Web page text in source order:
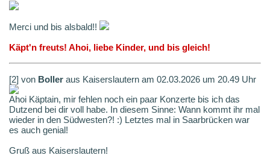
Merci und bis alsbald!!
Käpt'n freuts! Ahoi, liebe Kinder, und bis gleich!
[2] von Boller aus Kaiserslautern am 02.03.2026 um 20.49 Uhr
Ahoi Käptain, mir fehlen noch ein paar Konzerte bis ich das
Dutzend bei dir voll habe. In diesem Sinne: Wann kommt ihr mal
wieder in den Südwesten?! :) Letztes mal in Saarbrücken war
es auch genial!
Gruß aus Kaiserslautern!